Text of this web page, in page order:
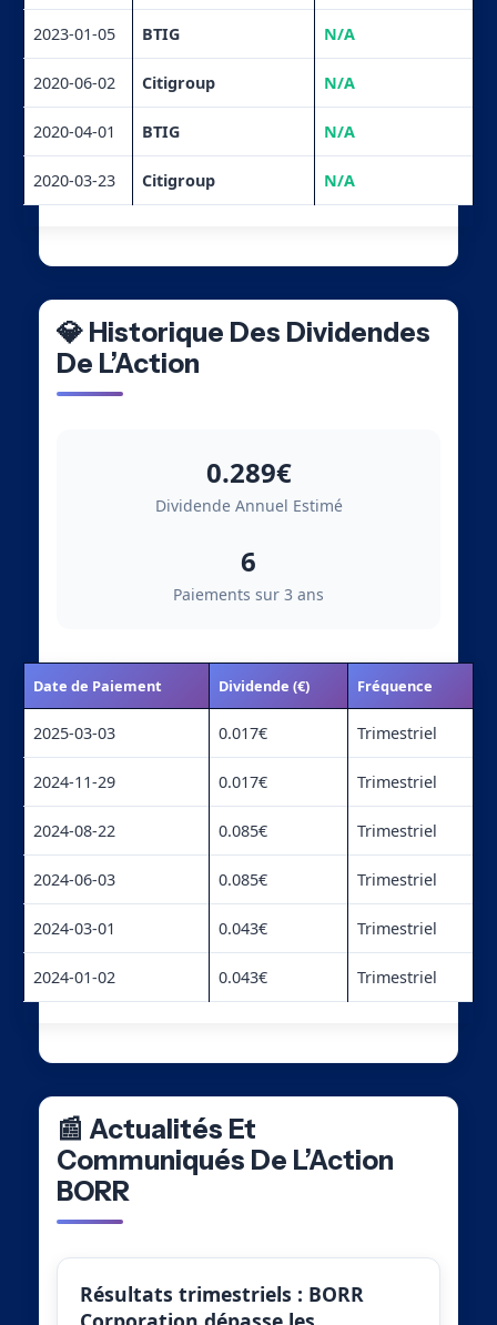
2023-01-05 BTIG N/A
2020-06-02 Citigroup N/A
2020-04-01 BTIG N/A
2020-03-23 Citigroup N/A
💎 Historique Des Dividendes
De L’Action
0.289€
Dividende Annuel Estimé
6
Paiements sur 3 ans
Date de Paiement Dividende (€) Fréquence
2025-03-03 0.017€ Trimestriel
2024-11-29 0.017€ Trimestriel
2024-08-22 0.085€ Trimestriel
2024-06-03 0.085€ Trimestriel
2024-03-01 0.043€ Trimestriel
2024-01-02 0.043€ Trimestriel
📰 Actualités Et
Communiqués De L’Action
BORR
Résultats trimestriels : BORR